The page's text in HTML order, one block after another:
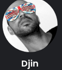
Djin